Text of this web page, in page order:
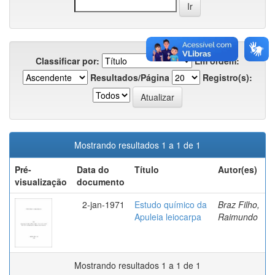
Classificar por:
Em ordem:
Resultados/Página
Registro(s):
Mostrando resultados 1 a 1 de 1
Pré-
visualização
Data do
documento
Título Autor(es)
2-jan-1971
Estudo químico da
Apuleia leiocarpa
Braz Filho,
Raimundo
Mostrando resultados 1 a 1 de 1